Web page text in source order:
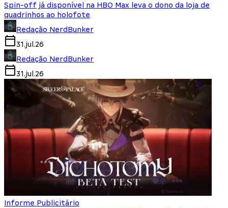
Spin-off já disponível na HBO Max leva o dono da loja de
quadrinhos ao holofote
Redação NerdBunker
31.jul.26
Redação NerdBunker
31.jul.26
Informe Publicitário